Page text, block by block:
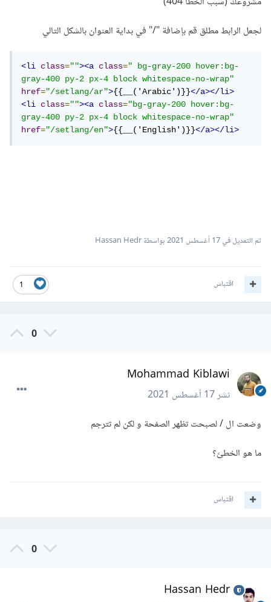
لجعل الرابط مطلق قم بإضافة "/" في بداية العنوان بالشكل التالي
<li class=""><a class=" bg-gray-200 hover:bg-
gray-400 py-2 px-4 block whitespace-no-wrap"
href="/setlang/ar">{{__('Arabic')}}</a></li>
<li
class=""><a class="bg-gray-200 hover:bg-
gray-400 py-2 px-4 block whitespace-no-wrap"
href="/setlang/en">{{__('English')}}</a></li>
تم التعديل في17 أغسطس 2021 بواسطة Hassan Hedr
1 اقتباس
0
Mohammad Kiblawi
نشر17 أغسطس 2021
وضعت ال / لصبحت تظهر الصفحة و لكن لم تترجم
ما هو الخطئ؟
اقتباس
0
Hassan Hedr